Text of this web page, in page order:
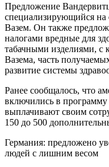
Предложение
специализирующийся на
Вазем. Он также
налогами вредные для
табачными изделиями, с
Вазема, часть
развитие системы
Ранее сообщалось, что
включились в
выплачивают своим
150 до 500
Германия: предложено
людей с лишним весом